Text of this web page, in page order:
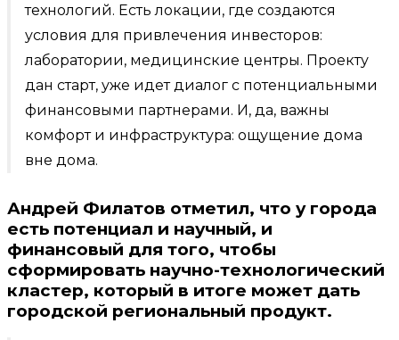
технологий. Есть локации, где создаются
условия для привлечения инвесторов:
лаборатории, медицинские центры. Проекту
дан старт, уже идет диалог с потенциальными
финансовыми партнерами. И, да, важны
комфорт и инфраструктура: ощущение дома
вне дома.
Андрей Филатов отметил, что у города
есть потенциал и научный, и
финансовый для того, чтобы
сформировать научно-технологический
кластер, который в итоге может дать
городской региональный продукт.